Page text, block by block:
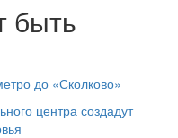
быть
до «Сколково»
центра создадут